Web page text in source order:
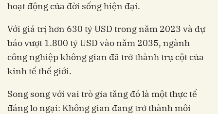
hoạt động của đời sống hiện đại.
Với giá trị hơn 630 tỷ USD trong năm 2023 và dự
báo vượt 1.800 tỷ USD vào năm 2035, ngành
công nghiệp không gian đã trở thành trụ cột của
kinh tế thế giới.
Song song với vai trò gia tăng đó là một thực tế
đáng lo ngại: Không gian đang trở thành môi